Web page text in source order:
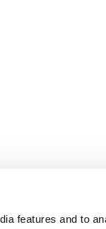
features and to